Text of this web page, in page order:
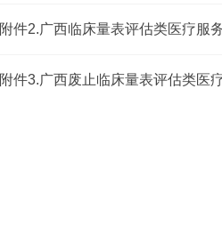
附件2.广西临床量表评估类医疗服
附件3.广西废止临床量表评估类医